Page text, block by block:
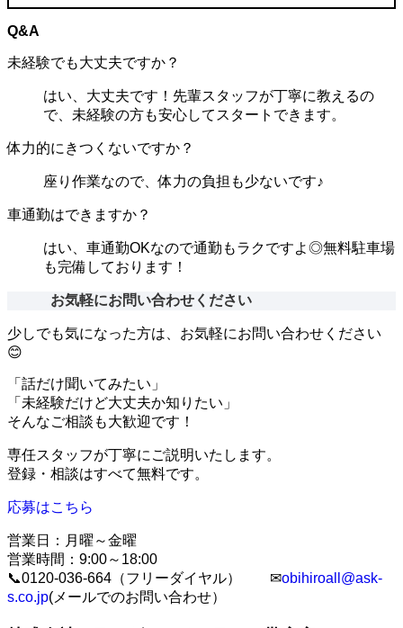
Q&A
未経験でも大丈夫ですか？
はい、大丈夫です！先輩スタッフが丁寧に教えるの
で、未経験の方も安心してスタートできます。
体力的にきつくないですか？
座り作業なので、体力の負担も少ないです♪
車通勤はできますか？
はい、車通勤OKなので通勤もラクですよ◎無料駐車場
も完備しております！
お気軽にお問い合わせください
少しでも気になった方は、お気軽にお問い合わせください
😊
「話だけ聞いてみたい」
「未経験だけど大丈夫か知りたい」
そんなご相談も大歓迎です！
専任スタッフが丁寧にご説明いたします。
登録・相談はすべて無料です。
応募はこちら
営業日：月曜～金曜
営業時間：9:00～18:00
📞0120-036-664（フリーダイヤル） ✉obihiroall@ask-
s.co.jp(メールでのお問い合わせ）